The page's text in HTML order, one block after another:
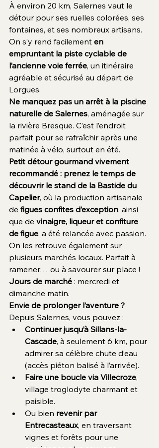
À environ 20 km, Salernes vaut le
détour pour ses ruelles colorées, ses
fontaines, et ses nombreux artisans.
On s’y rend facilement en
empruntant la piste cyclable de
l’ancienne voie ferrée, un itinéraire
agréable et sécurisé au départ de
Lorgues.
Ne manquez pas un arrêt à la piscine
naturelle de Salernes, aménagée sur
la rivière Bresque. C’est l’endroit
parfait pour se rafraîchir après une
matinée à vélo, surtout en été.
Petit détour gourmand vivement
recommandé : prenez le temps de
découvrir le stand de la Bastide du
Capelier, où la production artisanale
de figues confites d’exception, ainsi
que de vinaigre, liqueur et confiture
de figue, a été relancée avec passion.
On les retrouve également sur
plusieurs marchés locaux. Parfait à
ramener… ou à savourer sur place !
Jours de marché : mercredi et
dimanche matin.
Envie de prolonger l’aventure ?
Depuis Salernes, vous pouvez :
Continuer jusqu’à Sillans-la-
Cascade, à seulement 6 km, pour
admirer sa célèbre chute d’eau
(accès piéton balisé à l’arrivée).
Faire une boucle via Villecroze,
village troglodyte charmant et
paisible.
Ou bien revenir par
Entrecasteaux, en traversant
vignes et forêts pour une